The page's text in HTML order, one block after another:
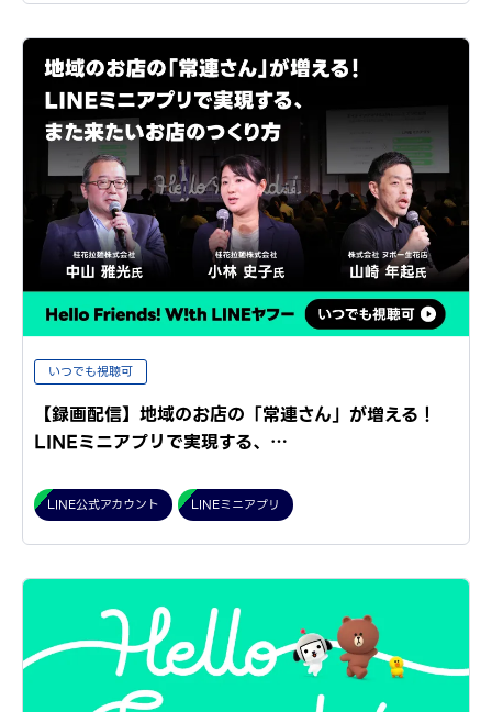
いつでも視聴可
【録画配信】地域のお店の「常連さん」が増える！
LINEミニアプリで実現する、…
LINE公式アカウント LINEミニアプリ